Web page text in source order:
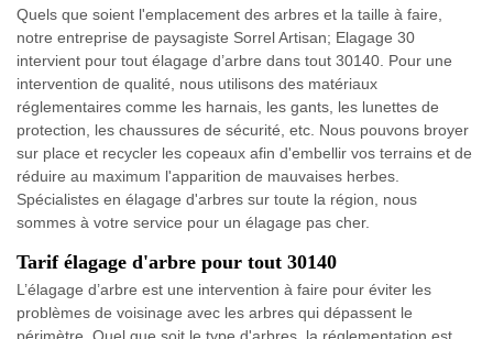
Quels que soient l'emplacement des arbres et la taille à faire,
notre entreprise de paysagiste Sorrel Artisan; Elagage 30
intervient pour tout élagage d’arbre dans tout 30140. Pour une
intervention de qualité, nous utilisons des matériaux
réglementaires comme les harnais, les gants, les lunettes de
protection, les chaussures de sécurité, etc. Nous pouvons broyer
sur place et recycler les copeaux afin d'embellir vos terrains et de
réduire au maximum l'apparition de mauvaises herbes.
Spécialistes en élagage d'arbres sur toute la région, nous
sommes à votre service pour un élagage pas cher.
Tarif élagage d'arbre pour tout 30140
L’élagage d’arbre est une intervention à faire pour éviter les
problèmes de voisinage avec les arbres qui dépassent le